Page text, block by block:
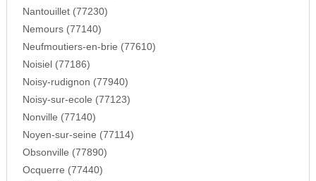
Nantouillet (77230)
Nemours (77140)
Neufmoutiers-en-brie (77610)
Noisiel (77186)
Noisy-rudignon (77940)
Noisy-sur-ecole (77123)
Nonville (77140)
Noyen-sur-seine (77114)
Obsonville (77890)
Ocquerre (77440)